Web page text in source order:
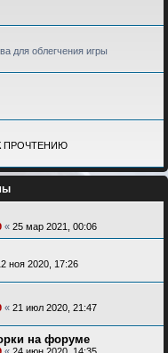
для облегчения игры
ПРОЧТЕНИЮ
« 25 мар 2021, 00:06
ноя 2020, 17:26
« 21 июл 2020, 21:47
на форуме